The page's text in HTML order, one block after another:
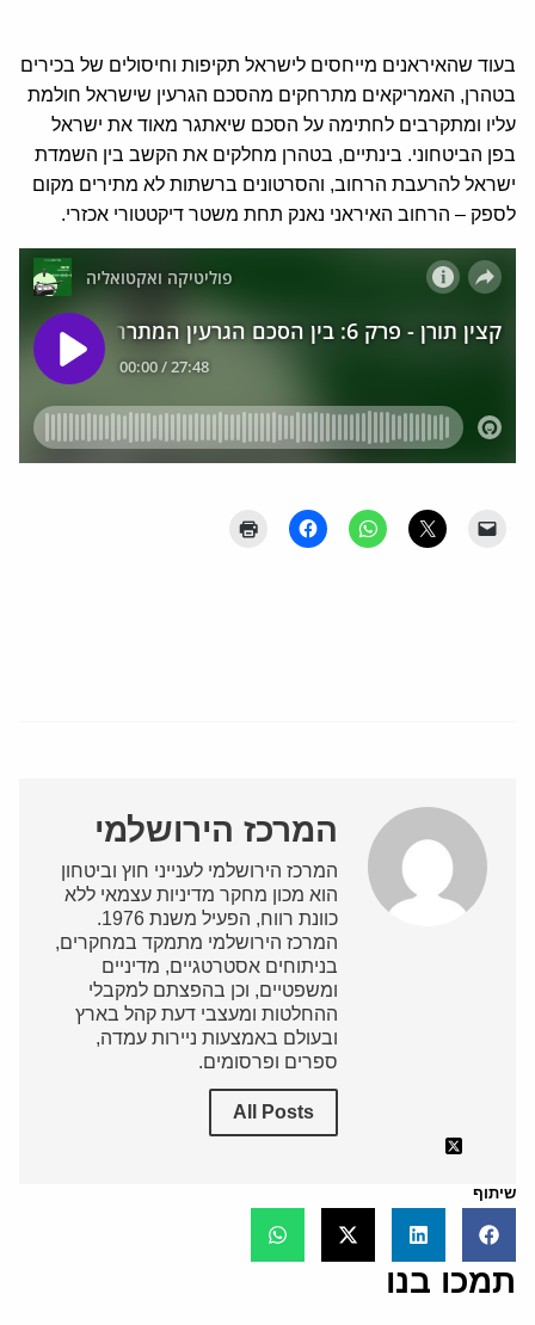
בעוד שהאיראנים מייחסים לישראל תקיפות וחיסולים של בכירים
בטהרן, האמריקאים מתרחקים מהסכם הגרעין שישראל חולמת
עליו ומתקרבים לחתימה על הסכם שיאתגר מאוד את ישראל
בפן הביטחוני. בינתיים, בטהרן מחלקים את הקשב בין השמדת
ישראל להרעבת הרחוב, והסרטונים ברשתות לא מתירים מקום
לספק – הרחוב האיראני נאנק תחת משטר דיקטטורי אכזרי.
המרכז הירושלמי
המרכז הירושלמי לענייני חוץ וביטחון
הוא מכון מחקר מדיניות עצמאי ללא
כוונת רווח, הפעיל משנת 1976.
המרכז הירושלמי מתמקד במחקרים,
בניתוחים אסטרטגיים, מדיניים
ומשפטיים, וכן בהפצתם למקבלי
ההחלטות ומעצבי דעת קהל בארץ
ובעולם באמצעות ניירות עמדה,
ספרים ופרסומים.
All Posts
שיתוף
תמכו בנו